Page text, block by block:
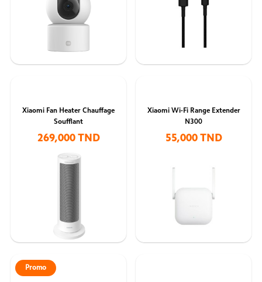
Xiaomi Fan Heater Chauffage
Soufflant
269,000 TND
Xiaomi Wi-Fi Range Extender
N300
55,000 TND
Promo